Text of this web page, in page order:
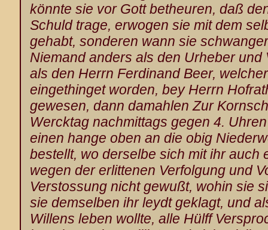
könnte sie vor Gott betheuren, daß
Schuld trage, erwogen sie mit dem
gehabt, sonderen wann sie
Niemand anders als den Urheber und
als den Herrn Ferdinand Beer,
eingethinget worden, bey Herrn
gewesen, dann damahlen Zur
Wercktag nachmittags gegen 4.
einen hange oben an die obig
bestellt, wo derselbe sich mit ihr auch
wegen der erlittenen Verfolgung und
Verstossung nicht gewußt, wohin sie
sie demselben ihr leydt geklagt, und
Willens leben wollte, alle Hülff